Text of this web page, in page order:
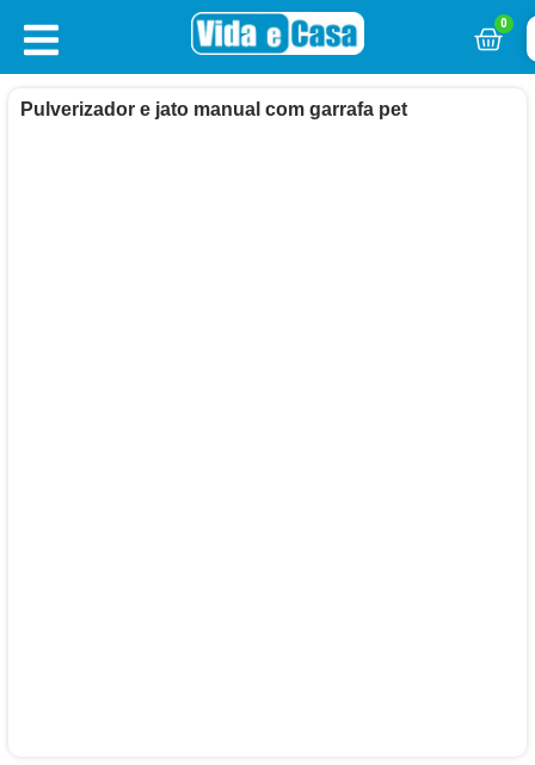
0
Pulverizador e jato manual com garrafa pet